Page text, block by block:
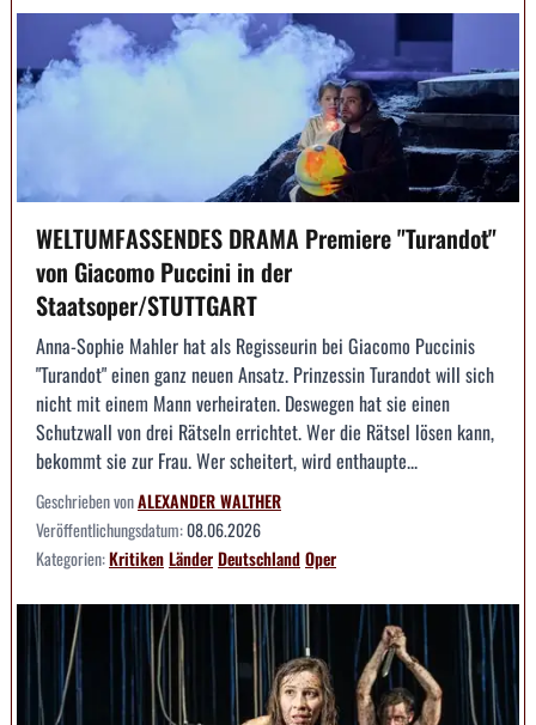
WELTUMFASSENDES DRAMA Premiere "Turandot"
von Giacomo Puccini in der
Staatsoper/STUTTGART
Anna-Sophie Mahler hat als Regisseurin bei Giacomo Puccinis
"Turandot" einen ganz neuen Ansatz. Prinzessin Turandot will sich
nicht mit einem Mann verheiraten. Deswegen hat sie einen
Schutzwall von drei Rätseln errichtet. Wer die Rätsel lösen kann,
bekommt sie zur Frau. Wer scheitert, wird enthaupte...
Geschrieben vonALEXANDER WALTHER
Veröffentlichungsdatum:08.06.2026
Kategorien:KritikenLänderDeutschlandOper